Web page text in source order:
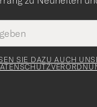
SIE DAZU AUCH